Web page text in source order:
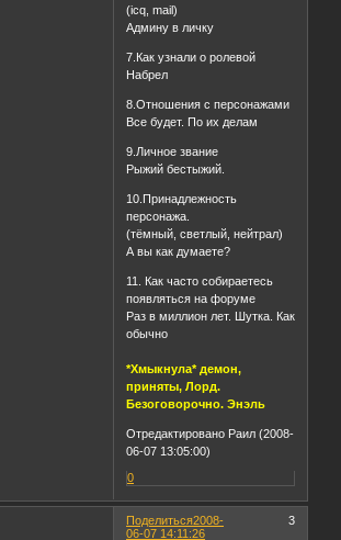
(icq, mail)
Админу в личку
7.Как узнали о ролевой
Набрел
8.Отношения с персонажами
Все будет. По их делам
9.Личное звание
Рыжий бестыжий.
10.Принадлежность
персонажа.
(тёмный, светлый, нейтрал)
А вы как думаете?
11. Как часто собираетесь
появляться на форуме
Раз в миллион лет. Шутка. Как
обычно
*Хмыкнула* демон,
приняты, Лорд.
Безоговорочно. Энэль
Отредактировано Раил (2008-
06-07 13:05:00)
0
Поделиться 3
2008-
06-07 14:11:26